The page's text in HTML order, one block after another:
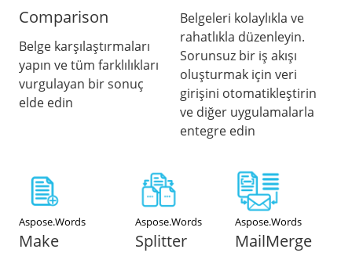
Comparison
Belge karşılaştırmaları
yapın ve tüm farklılıkları
vurgulayan bir sonuç
elde edin
Belgeleri kolaylıkla ve
rahatlıkla düzenleyin.
Sorunsuz bir iş akışı
oluşturmak için veri
girişini otomatikleştirin
ve diğer uygulamalarla
entegre edin
Aspose.Words
Make
Aspose.Words
Splitter
Aspose.Words
MailMerge